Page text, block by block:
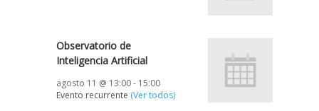
Observatorio de
Inteligencia Artificial
agosto 11 @ 13:00- 15:00
Evento recurrente (Ver todos)